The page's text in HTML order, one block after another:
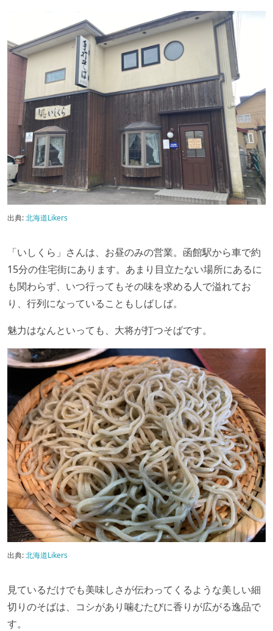
出典:北海道Likers
「いしくら」さんは、お昼のみの営業。函館駅から車で約
15分の住宅街にあります。あまり目立たない場所にあるに
も関わらず、いつ行ってもその味を求める人で溢れてお
り、行列になっていることもしばしば。
魅力はなんといっても、大将が打つそばです。
出典:北海道Likers
見ているだけでも美味しさが伝わってくるような美しい細
切りのそばは、コシがあり噛むたびに香りが広がる逸品で
す。